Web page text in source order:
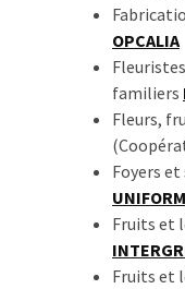
OPCALIA
familiers
Fleurs,
Foyers
Fruits et
Fruits et